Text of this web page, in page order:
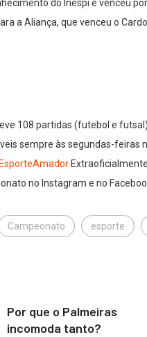
do Inespi e venceu
a Aliança, que venceu o
108 partidas (futebol e
sempre às segundas-feiras
no Instagram e no
Campeonato esporte
Por que o Palmeiras
incomoda tanto?